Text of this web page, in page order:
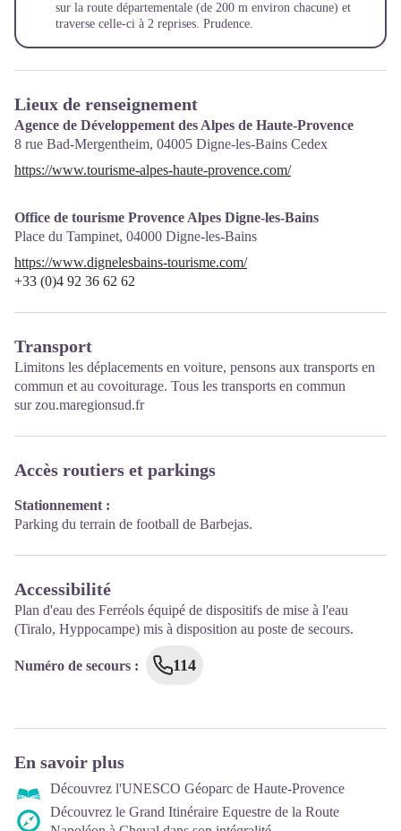
sur la route départementale (de 200 m environ chacune) et
traverse celle-ci à 2 reprises. Prudence.
Lieux de renseignement
Agence de Développement des Alpes de Haute-Provence
8 rue Bad-Mergentheim, 04005 Digne-les-Bains Cedex
https://www.tourisme-alpes-haute-provence.com/
Office de tourisme Provence Alpes Digne-les-Bains
Place du Tampinet, 04000 Digne-les-Bains
https://www.dignelesbains-tourisme.com/
+33 (0)4 92 36 62 62
Transport
Limitons les déplacements en voiture, pensons aux transports en
commun et au covoiturage. Tous les transports en commun
surzou.maregionsud.fr
Accès routiers et parkings
Stationnement :
Parking du terrain de football de Barbejas.
Accessibilité
Plan d'eau des Ferréols équipé de dispositifs de mise à l'eau
(Tiralo, Hyppocampe) mis à disposition au poste de secours.
Numéro de secours : 114
En savoir plus
Découvrez l'UNESCO Géoparc de Haute-Provence
Découvrez le Grand Itinéraire Equestre de la Route